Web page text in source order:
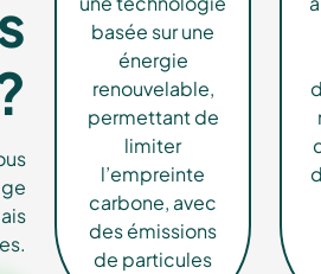
basée sur une
énergie
renouvelable,
permettant de
limiter
l’empreinte
carbone, avec
des émissions
de particules